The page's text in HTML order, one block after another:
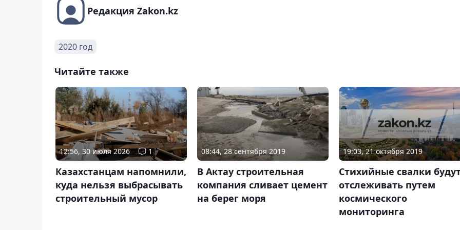
Редакция Zakon.kz
2020 год
Читайте также
12:56, 30 июля 2026 1
Казахстанцам напомнили,
куда нельзя выбрасывать
строительный мусор
08:44, 28 сентября 2019
В Актау строительная
компания сливает цемент
на берег моря
19:03, 21 октября 2019
Стихийные свалки
отслеживать путем
космического
мониторинга